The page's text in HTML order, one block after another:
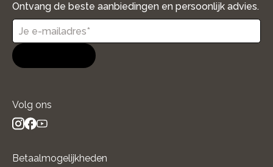
Ontvang de beste aanbiedingen en persoonlijk advies.
Volg ons
Betaalmogelijkheden